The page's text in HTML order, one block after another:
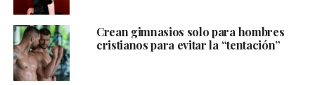
Crean gimnasios solo para hombres
cristianos para evitar la “tentación”